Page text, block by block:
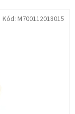
Kód: M700112018015